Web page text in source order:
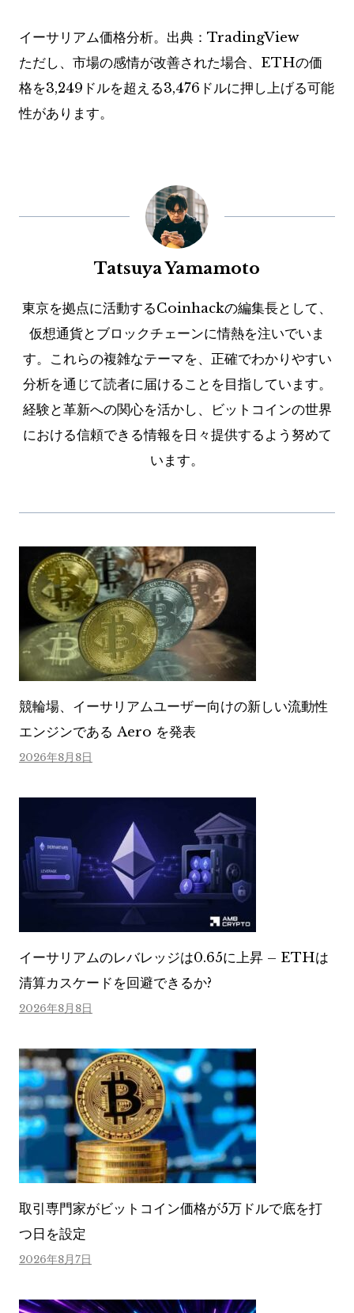
イーサリアム価格分析。出典：TradingView
ただし、市場の感情が改善された場合、ETHの価
格を3,249ドルを超える3,476ドルに押し上げる可能
性があります。
Tatsuya Yamamoto
東京を拠点に活動するCoinhackの編集長として、
仮想通貨とブロックチェーンに情熱を注いでいま
す。これらの複雑なテーマを、正確でわかりやすい
分析を通じて読者に届けることを目指しています。
経験と革新への関心を活かし、ビットコインの世界
における信頼できる情報を日々提供するよう努めて
います。
競輪場、イーサリアムユーザー向けの新しい流動性
エンジンである Aero を発表
2026年8月8日
イーサリアムのレバレッジは0.65に上昇 – ETHは
清算カスケードを回避できるか?
2026年8月8日
取引専門家がビットコイン価格が5万ドルで底を打
つ日を設定
2026年8月7日